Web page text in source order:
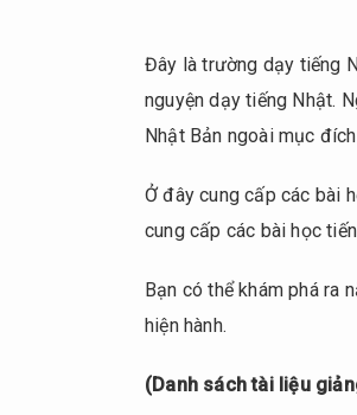
Đây là trường dạy tiếng
nguyện dạy tiếng Nhật.
Nhật Bản ngoài mục
Ở đây cung cấp các bài
cung cấp các bài học
Bạn có thể khám phá ra
hiện hành.
(Danh sách tài liệu